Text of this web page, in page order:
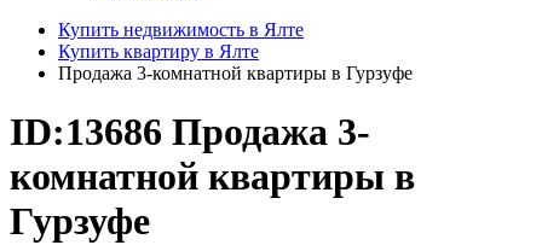
Купить недвижимость в Ялте
Купить квартиру в Ялте
Продажа 3-комнатной квартиры в Гурзуфе
ID:13686 Продажа 3-
комнатной квартиры в
Гурзуфе